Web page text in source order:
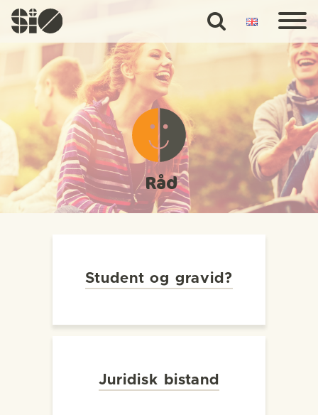
Råd
Student og gravid?
Juridisk bistand